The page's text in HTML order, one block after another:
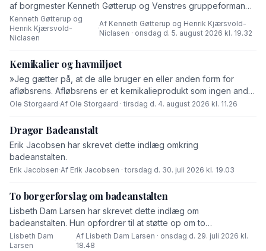
af borgmester Kenneth Gøtterup og Venstres gruppeformand
Henrik Kjærsvold-Niclasen.
Kenneth Gøtterup og
Henrik Kjærsvold-
Niclasen
·
Af Kenneth Gøtterup og Henrik Kjærsvold-
Niclasen · onsdag d. 5. august 2026 kl. 19.32
Kemikalier og havmiljøet
»Jeg gætter på, at de alle bruger en eller anden form for
afløbsrens. Afløbsrens er et kemikalieprodukt som ingen andre
end fabrikanten ved hvad består af,« skriver Ole Storgaard i
Ole Storgaard·Af Ole Storgaard · tirsdag d. 4. august 2026 kl. 11.26
Dragør Badeanstalt
Erik Jacobsen har skrevet dette indlæg omkring
badeanstalten.
Erik Jacobsen·Af Erik Jacobsen · torsdag d. 30. juli 2026 kl. 19.03
To borgerforslag om badeanstalten
Lisbeth Dam Larsen har skrevet dette indlæg om
badeanstalten. Hun opfordrer til at støtte op om to
borgerforslag.
Lisbeth Dam
Larsen
·
Af Lisbeth Dam Larsen · onsdag d. 29. juli 2026 kl.
18.48